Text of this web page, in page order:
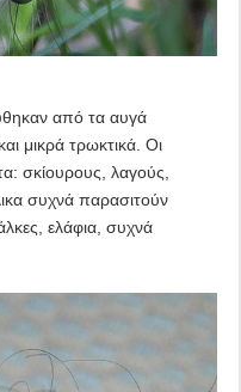
από τα αυγά
μικρά τρωκτικά. Οι
σκίουρους, λαγούς,
συχνά παρασιτούν
ελάφια, συχνά